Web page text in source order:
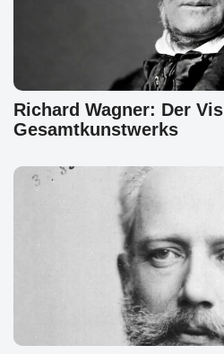
Richard Wagner: Der
Gesamtkunstwerks